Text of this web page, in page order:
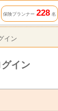
保険プランナー228 名
イン
イン